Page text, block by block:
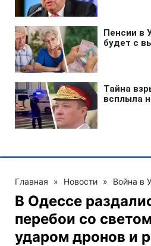
Главная » Новости » Война в
В Одессе
перебои со
ударом дронов и